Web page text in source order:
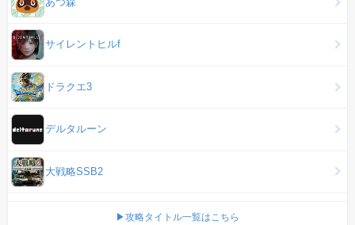
サイレントヒルf
ドラクエ3
デルタルーン
大戦略SSB2
▶攻略タイトル一覧はこちら